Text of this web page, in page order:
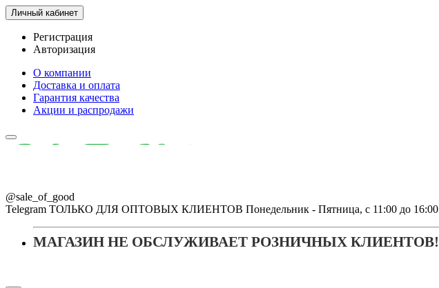
Личный кабинет
Регистрация
Авторизация
О компании
Доставка и оплата
Гарантия качества
Акции и распродажи
@sale_of_good
Telegram ТОЛЬКО ДЛЯ ОПТОВЫХ КЛИЕНТОВ Понедельник - Пятница, с 11:00 до 16:00
МАГАЗИН НЕ ОБСЛУЖИВАЕТ РОЗНИЧНЫХ КЛИЕНТОВ!